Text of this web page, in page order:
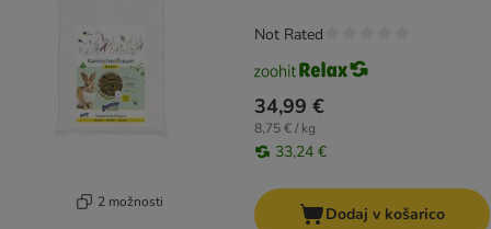
2 možnosti
34,99 €
8,75 € / kg
33,24 €
Not Rated
Dodaj v košarico